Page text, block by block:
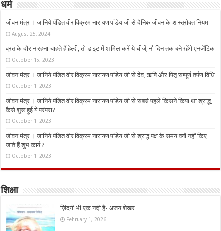
धर्म
जीवन मंत्र । जानिये पंडित वीर विक्रम नारायण पांडेय जी से दैनिक जीवन के शास्त्रोक्त नियम
August 25, 2024
व्रत के दौरान रहना चाहते हैं हेल्दी, तो डाइट में शामिल करें ये चीजें; नौ दिन तक बने रहेंगे एनर्जेटिक
October 15, 2023
जीवन मंत्र । जानिये पंडित वीर विक्रम नारायण पांडेय जी से देव, ऋषि और पितृ सम्पूर्ण तर्पण विधि
October 1, 2023
जीवन मंत्र । जानिये पंडित वीर विक्रम नारायण पांडेय जी से सबसे पहले किसने किया था श्राद्ध,
कैसे शुरू हुई ये परंपरा?
October 1, 2023
जीवन मंत्र । जानिये पंडित वीर विक्रम नारायण पांडेय जी से श्राद्ध पक्ष के समय क्यों नहीं किए
जाते हैं शुभ कार्य ?
October 1, 2023
शिक्षा
ज़िंदगी भी एक नदी है- अजय शेखर
February 1, 2026